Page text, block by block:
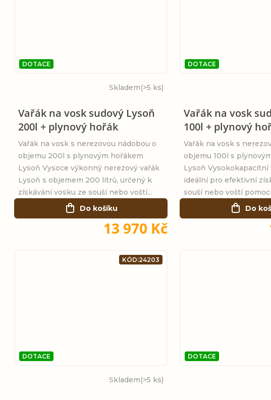
DOTACE
Vařák na vosk sudový Lysoň
200l + plynový hořák
Skladem(>5 ks)
13 970 Kč
Do košíku
Vařák na vosk s nerezovou nádobou o
objemu 200l s plynovým hořákem
Lysoň Vysoce výkonný nerezový vařák
Lysoň s objemem 200 litrů, určený k
získávání vosku ze souší nebo voští...
DOTACE
Vařák na vosk
100l + plynový
Do
Vařák na vosk s
objemu 100l s
Lysoň Vysokokapacitní
ideální pro efektivní
souší nebo voští
DOTACE
Skladem(>5 ks)
KÓD:24203
DOTACE